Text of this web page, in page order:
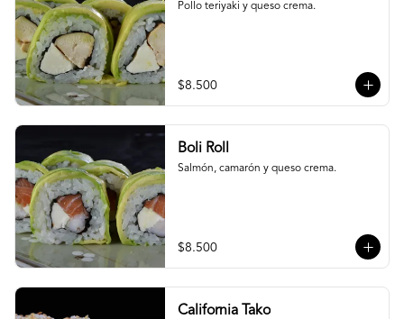
Pollo teriyaki y queso crema.
$8.500
Boli Roll
Salmón, camarón y queso crema.
$8.500
California Tako